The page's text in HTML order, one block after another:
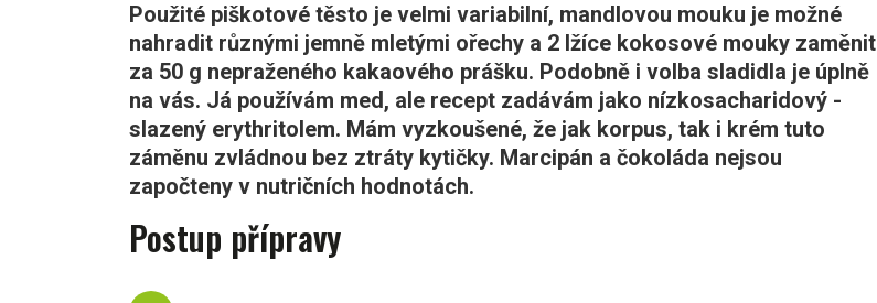
Použité piškotové těsto je velmi variabilní, mandlovou mouku je možné
nahradit různými jemně mletými ořechy a 2 lžíce kokosové mouky zaměnit
za 50 g nepraženého kakaového prášku. Podobně i volba sladidla je úplně
na vás. Já používám med, ale recept zadávám jako nízkosacharidový -
slazený erythritolem. Mám vyzkoušené, že jak korpus, tak i krém tuto
záměnu zvládnou bez ztráty kytičky. Marcipán a čokoláda nejsou
započteny v nutričních hodnotách.
Postup přípravy